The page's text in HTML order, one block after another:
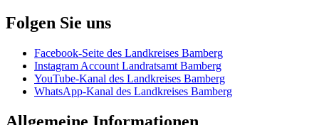
Folgen Sie uns
Facebook-Seite des Landkreises Bamberg
Instagram Account Landratsamt Bamberg
YouTube-Kanal des Landkreises Bamberg
WhatsApp-Kanal des Landkreises Bamberg
Allgemeine Informationen